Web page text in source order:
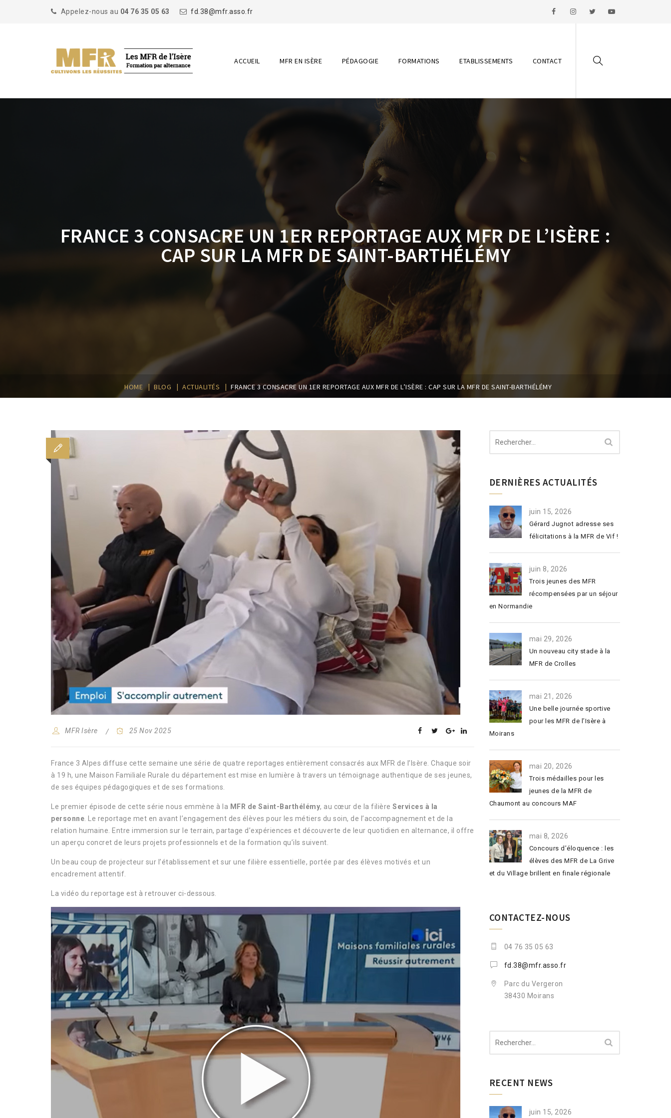
Appelez-nous au 04 76 35 05 63 fd.38@mfr.asso.fr
ACCUEIL MFR EN ISÈRE PÉDAGOGIE FORMATIONS ETABLISSEMENTS CONTACT
FRANCE 3 CONSACRE UN 1ER REPORTAGE AUX MFR DE L’ISÈRE :
CAP SUR LA MFR DE SAINT-BARTHÉLÉMY
HOME | BLOG | ACTUALITÉS | FRANCE 3 CONSACRE UN 1ER REPORTAGE AUX MFR DE L’ISÈRE : CAP SUR LA MFR DE SAINT-BARTHÉLÉMY
MFR Isère 25 Nov 2025
France 3 Alpes diffuse cette semaine une série de quatre reportages entièrement consacrés aux MFR de l’Isère. Chaque soir
à 19 h, une Maison Familiale Rurale du département est mise en lumière à travers un témoignage authentique de ses jeunes,
de ses équipes pédagogiques et de ses formations.
Le premier épisode de cette série nous emmène à la MFR de Saint-Barthélémy, au cœur de la filière Services à la
personne . Le reportage met en avant l’engagement des élèves pour les métiers du soin, de l’accompagnement et de la
relation humaine. Entre immersion sur le terrain, partage d’expériences et découverte de leur quotidien en alternance, il offre
un aperçu concret de leurs projets professionnels et de la formation qu’ils suivent.
Un beau coup de projecteur sur l’établissement et sur une filière essentielle, portée par des élèves motivés et un
encadrement attentif.
La vidéo du reportage est à retrouver ci-dessous.
DERNIÈRES ACTUALITÉS
juin 15, 2026
Gérard Jugnot adresse ses
félicitations à la MFR de Vif !
juin 8, 2026
Trois jeunes des MFR
récompensées par un séjour
en Normandie
mai 29, 2026
Un nouveau city stade à la
MFR de Crolles
mai 21, 2026
Une belle journée sportive
pour les MFR de l’Isère à
Moirans
mai 20, 2026
Trois médailles pour les
jeunes de la MFR de
Chaumont au concours MAF
mai 8, 2026
Concours d’éloquence : les
élèves des MFR de La Grive
et du Village brillent en finale régionale
CONTACTEZ-NOUS
04 76 35 05 63
fd.38@mfr.asso.fr
Parc du Vergeron
38430 Moirans
RECENT NEWS
juin 15, 2026